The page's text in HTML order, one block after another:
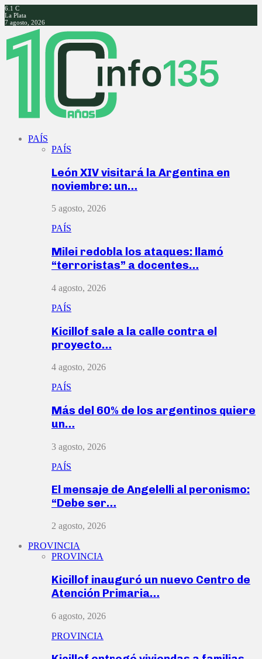
6.1 C
La Plata
7 agosto, 2026
Facebook
Twitter
Instagram
Youtube
PAÍS
PAÍS
León XIV visitará la Argentina en
noviembre: un…
5 agosto, 2026
PAÍS
Milei redobla los ataques: llamó
“terroristas” a docentes…
4 agosto, 2026
PAÍS
Kicillof sale a la calle contra el
proyecto…
4 agosto, 2026
PAÍS
Más del 60% de los argentinos quiere
un…
3 agosto, 2026
PAÍS
El mensaje de Angelelli al peronismo:
“Debe ser…
2 agosto, 2026
PROVINCIA
PROVINCIA
Kicillof inauguró un nuevo Centro de
Atención Primaria…
6 agosto, 2026
PROVINCIA